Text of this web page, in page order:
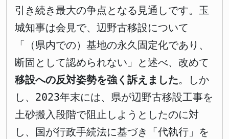
引き続き最大の争点となる見通しです。玉
城知事は会見で、辺野古移設について
「（県内での）基地の永久固定化であり、
断固として認められない」と述べ、改めて
移設への反対姿勢を強く訴えました。しか
し、2023年末には、県が辺野古移設工事を
土砂搬入段階で阻止しようとしたのに対
し、国が行政手続法に基づき「代執行」を